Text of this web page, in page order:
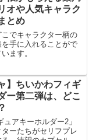
オや人気キャラク
とめ
でキャラクター柄の
手に入れることがで
ます。
】ちいかわフィギ
ー第二弾は、どこ
ュアキーホルダー2」
ーたちがセリフプレ